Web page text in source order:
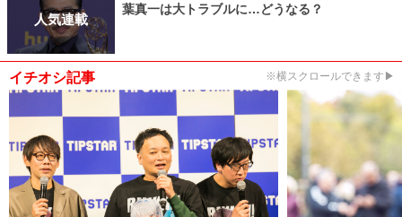
人気連載
葉真一は大トラブルに…どうなる？
イチオシ記事 ※横スクロールできます▶